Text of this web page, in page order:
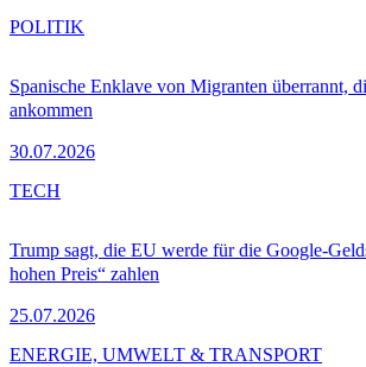
Spanische Enklave von Migranten überrannt,
ankommen
30.07.2026
POLITIK
Trump sagt, die EU werde für die Google-
hohen Preis“ zahlen
25.07.2026
TECH
ENERGIE, UMWELT & TRANSPORT